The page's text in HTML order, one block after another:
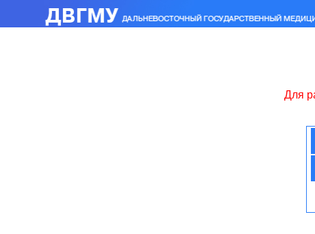
Для